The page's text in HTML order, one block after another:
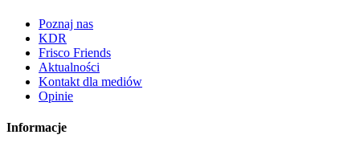
Poznaj nas
KDR
Frisco Friends
Aktualności
Kontakt dla mediów
Opinie
Informacje